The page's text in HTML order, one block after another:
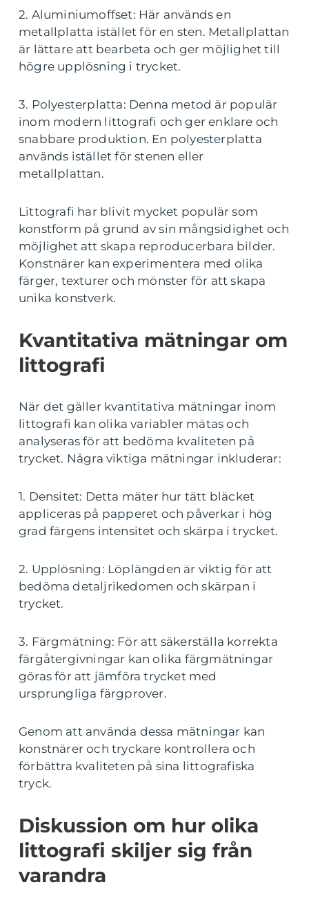
2. Aluminiumoffset: Här används en
metallplatta istället för en sten. Metallplattan
är lättare att bearbeta och ger möjlighet till
högre upplösning i trycket.
3. Polyesterplatta: Denna metod är populär
inom modern littografi och ger enklare och
snabbare produktion. En polyesterplatta
används istället för stenen eller
metallplattan.
Littografi har blivit mycket populär som
konstform på grund av sin mångsidighet och
möjlighet att skapa reproducerbara bilder.
Konstnärer kan experimentera med olika
färger, texturer och mönster för att skapa
unika konstverk.
Kvantitativa mätningar om
littografi
När det gäller kvantitativa mätningar inom
littografi kan olika variabler mätas och
analyseras för att bedöma kvaliteten på
trycket. Några viktiga mätningar inkluderar:
1. Densitet: Detta mäter hur tätt bläcket
appliceras på papperet och påverkar i hög
grad färgens intensitet och skärpa i trycket.
2. Upplösning: Löplängden är viktig för att
bedöma detaljrikedomen och skärpan i
trycket.
3. Färgmätning: För att säkerställa korrekta
färgåtergivningar kan olika färgmätningar
göras för att jämföra trycket med
ursprungliga färgprover.
Genom att använda dessa mätningar kan
konstnärer och tryckare kontrollera och
förbättra kvaliteten på sina littografiska
tryck.
Diskussion om hur olika
littografi skiljer sig från
varandra